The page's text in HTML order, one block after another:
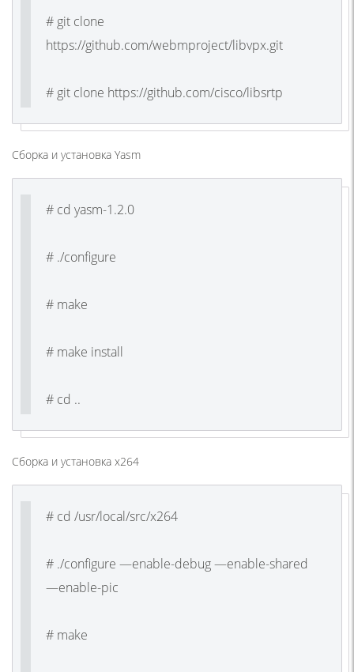
# git clone
https://github.com/webmproject/libvpx.git
# git clone https://github.com/cisco/libsrtp
Сборка и установка Yasm
# cd yasm-1.2.0
# ./configure
# make
# make install
# cd ..
Сборка и установка x264
# cd /usr/local/src/x264
# ./configure —enable-debug —enable-shared
—enable-pic
# make